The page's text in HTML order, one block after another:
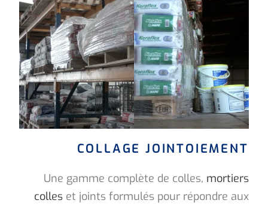
COLLAGE JOINTOIEMENT
Une gamme complète de colles, mortiers
colleset joints formulés pour répondre aux